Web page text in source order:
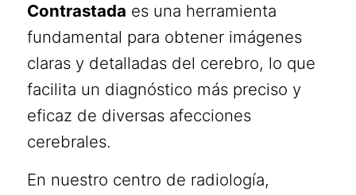
Contrastada es una herramienta
fundamental para obtener imágenes
claras y detalladas del cerebro, lo que
facilita un diagnóstico más preciso y
eficaz de diversas afecciones
cerebrales.
En nuestro centro de radiología,